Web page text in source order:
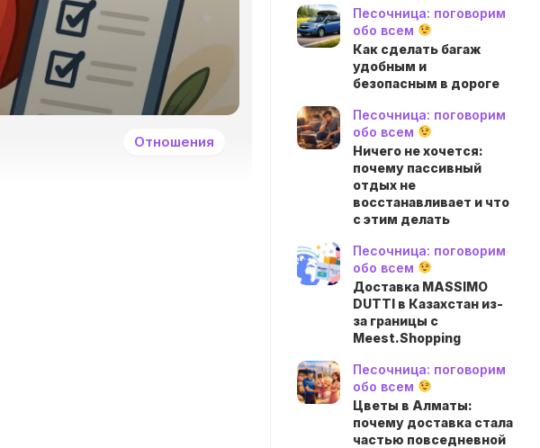
Отношения
Песочница: поговорим
обо всем
Как сделать багаж
удобным и
безопасным в дороге
Песочница: поговорим
обо всем
Ничего не хочется:
почему пассивный
отдых не
восстанавливает и что
с этим делать
Песочница: поговорим
обо всем
Доставка MASSIMO
DUTTI в Казахстан из-
за границы с
Meest.Shopping
Песочница: поговорим
обо всем
Цветы в Алматы:
почему доставка стала
частью повседневной